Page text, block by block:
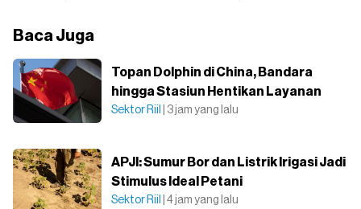
Baca Juga
Topan Dolphin di China, Bandara
hingga Stasiun Hentikan Layanan
Sektor Riil | 3 jam yang lalu
APJI: Sumur Bor dan Listrik Irigasi Jadi
Stimulus Ideal Petani
Sektor Riil | 4 jam yang lalu